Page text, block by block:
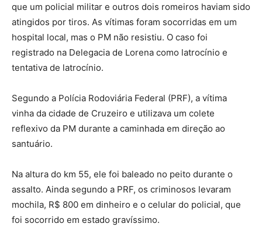
que um policial militar e outros dois romeiros haviam sido
atingidos por tiros. As vítimas foram socorridas em um
hospital local, mas o PM não resistiu. O caso foi
registrado na Delegacia de Lorena como latrocínio e
tentativa de latrocínio.
Segundo a Polícia Rodoviária Federal (PRF), a vítima
vinha da cidade de Cruzeiro e utilizava um colete
reflexivo da PM durante a caminhada em direção ao
santuário.
Na altura do km 55, ele foi baleado no peito durante o
assalto. Ainda segundo a PRF, os criminosos levaram
mochila, R$ 800 em dinheiro e o celular do policial, que
foi socorrido em estado gravíssimo.